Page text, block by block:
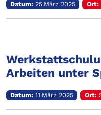
Datum:25.März 2025 Ort:
Arbeiten unter
Datum:11.März 2025 Ort: